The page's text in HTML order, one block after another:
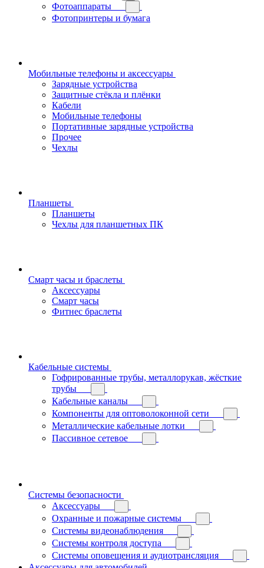
Фотоаппараты
Фотопринтеры и бумага
Мобильные телефоны и аксессуары
Зарядные устройства
Защитные стёкла и плёнки
Кабели
Мобильные телефоны
Портативные зарядные устройства
Прочее
Чехлы
Планшеты
Планшеты
Чехлы для планшетных ПК
Смарт часы и браслеты
Аксессуары
Смарт часы
Фитнес браслеты
Кабельные системы
Гофрированные трубы, металлорукав, жёсткие
трубы
Кабельные каналы
Компоненты для оптоволоконной сети
Металлические кабельные лотки
Пассивное сетевое
Системы безопасности
Аксессуары
Охранные и пожарные системы
Системы видеонаблюдения
Системы контроля доступа
Системы оповещения и аудиотрансляция